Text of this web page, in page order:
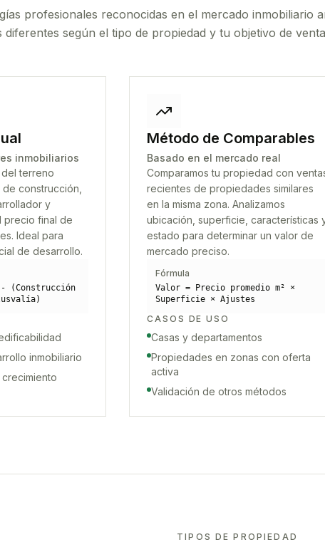
profesionales reconocidas en el mercado inmobiliario
diferentes según el tipo de propiedad y tu objetivo de
inmobiliarios
terreno
construcción,
y
precio final de
Ideal para
de desarrollo.
(Construcción
inmobiliario
Método de Comparables
Basado en el mercado real
Comparamos tu propiedad con
recientes de propiedades similares
en la misma zona. Analizamos
ubicación, superficie, características
estado para determinar un valor de
mercado preciso.
Fórmula
Valor = Precio promedio m² ×
Superficie × Ajustes
CASOS DE USO
Casas y departamentos
Propiedades en zonas con oferta
activa
Validación de otros métodos
TIPOS DE PROPIEDAD